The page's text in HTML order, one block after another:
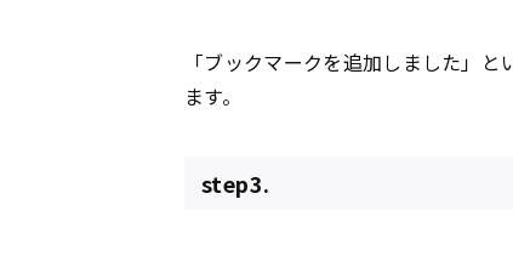
「ブックマークを追加しました」
ます。
step3.